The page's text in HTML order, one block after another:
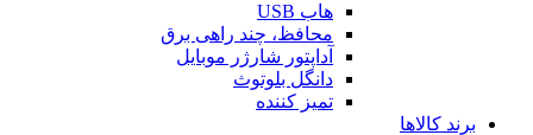
هاب USB
محافظ، چند راهی برق
آداپتور شارژر موبایل
دانگل بلوتوث
تمیز کننده
برند کالاها